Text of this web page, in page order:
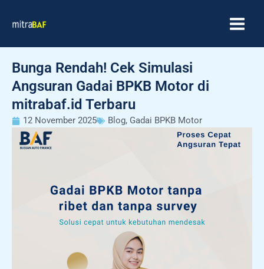
Bunga Rendah! Cek Simulasi
Angsuran Gadai BPKB Motor di
mitrabaf.id Terbaru
12 November 2025 Blog, Gadai BPKB Motor